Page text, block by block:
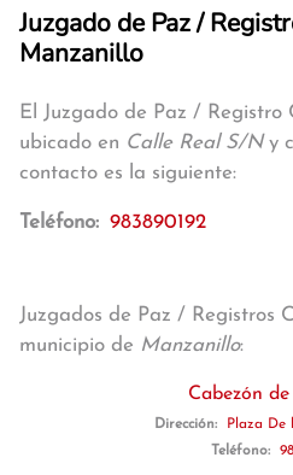
Juzgado de Paz /
Manzanillo
El Juzgado de Paz /
ubicado en Calle Real S/Ny
contacto es la siguiente:
Teléfono: 983890192
Juzgados de Paz / Registros
municipio de Manzanillo:
Cabezón
Dirección:
Plaza De
Teléfono: